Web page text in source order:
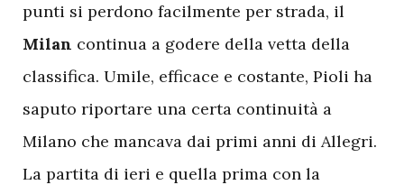
punti si perdono facilmente per strada, il
Milan continua a godere della vetta della
classifica. Umile, efficace e costante, Pioli ha
saputo riportare una certa continuità a
Milano che mancava dai primi anni di Allegri.
La partita di ieri e quella prima con la